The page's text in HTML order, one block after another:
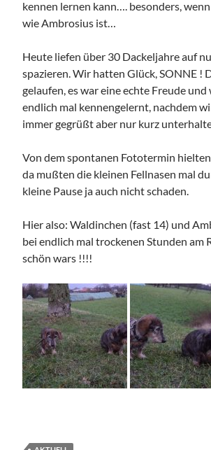
kennen lernen kann…. besonders,
wie Ambrosius ist…
Heute liefen über 30 Dackeljahre auf
spazieren. Wir hatten Glück, SONNE !
gelaufen, es war eine echte Freude
endlich mal kennengelernt, nachdem
immer gegrüßt aber nur kurz
Von dem spontanen Fototermin
da mußten die kleinen Fellnasen mal
kleine Pause ja auch nicht schaden.
Hier also: Waldinchen (fast 14) und
bei endlich mal trockenen Stunden am
schön wars !!!!